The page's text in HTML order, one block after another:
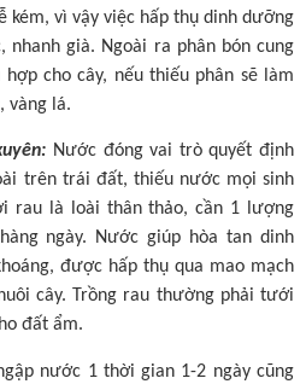
kém, vì vậy việc hấp thụ dinh dưỡng
nhanh già. Ngoài ra phân bón cung
cho cây, nếu thiếu phân sẽ làm
vàng lá.
Nước đóng vai trò quyết định
trên trái đất, thiếu nước mọi sinh
rau là loài thân thảo, cần 1 lượng
ngày. Nước giúp hòa tan dinh
được hấp thụ qua mao mạch
cây. Trồng rau thường phải tưới
đất ẩm.
nước 1 thời gian 1-2 ngày cũng